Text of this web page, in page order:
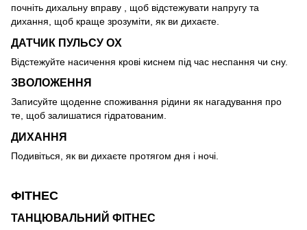
почніть дихальну вправу , щоб відстежувати напругу та
дихання, щоб краще зрозуміти, як ви дихаєте.
ДАТЧИК ПУЛЬСУ OX
Відстежуйте насичення крові киснем під час неспання чи сну.
ЗВОЛОЖЕННЯ
Записуйте щоденне споживання рідини як нагадування про
те, щоб залишатися гідратованим.
ДИХАННЯ
Подивіться, як ви дихаєте протягом дня і ночі.
ФІТНЕС
ТАНЦЮВАЛЬНИЙ ФІТНЕС